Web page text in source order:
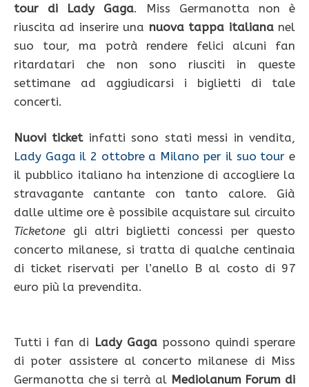
tour di Lady Gaga. Miss Germanotta non è
riuscita ad inserire una nuova tappa italiananel
suo tour, ma potrà rendere felici alcuni fan
ritardatari che non sono riusciti in queste
settimane ad aggiudicarsi i biglietti di tale
concerti.
Nuovi ticket infatti sono stati messi in vendita,
Lady Gaga il 2 ottobre a Milano per il suo tour e
il pubblico italiano ha intenzione di accogliere la
stravagante cantante con tanto calore. Già
dalle ultime ore è possibile acquistare sul circuito
Ticketone gli altri biglietti concessi per questo
concerto milanese, si tratta di qualche centinaia
di ticket riservati per l’anello B al costo di 97
euro più la prevendita.
Tutti i fan di Lady Gagapossono quindi sperare
di poter assistere al concerto milanese di Miss
Germanotta che si terrà al Mediolanum Forum di